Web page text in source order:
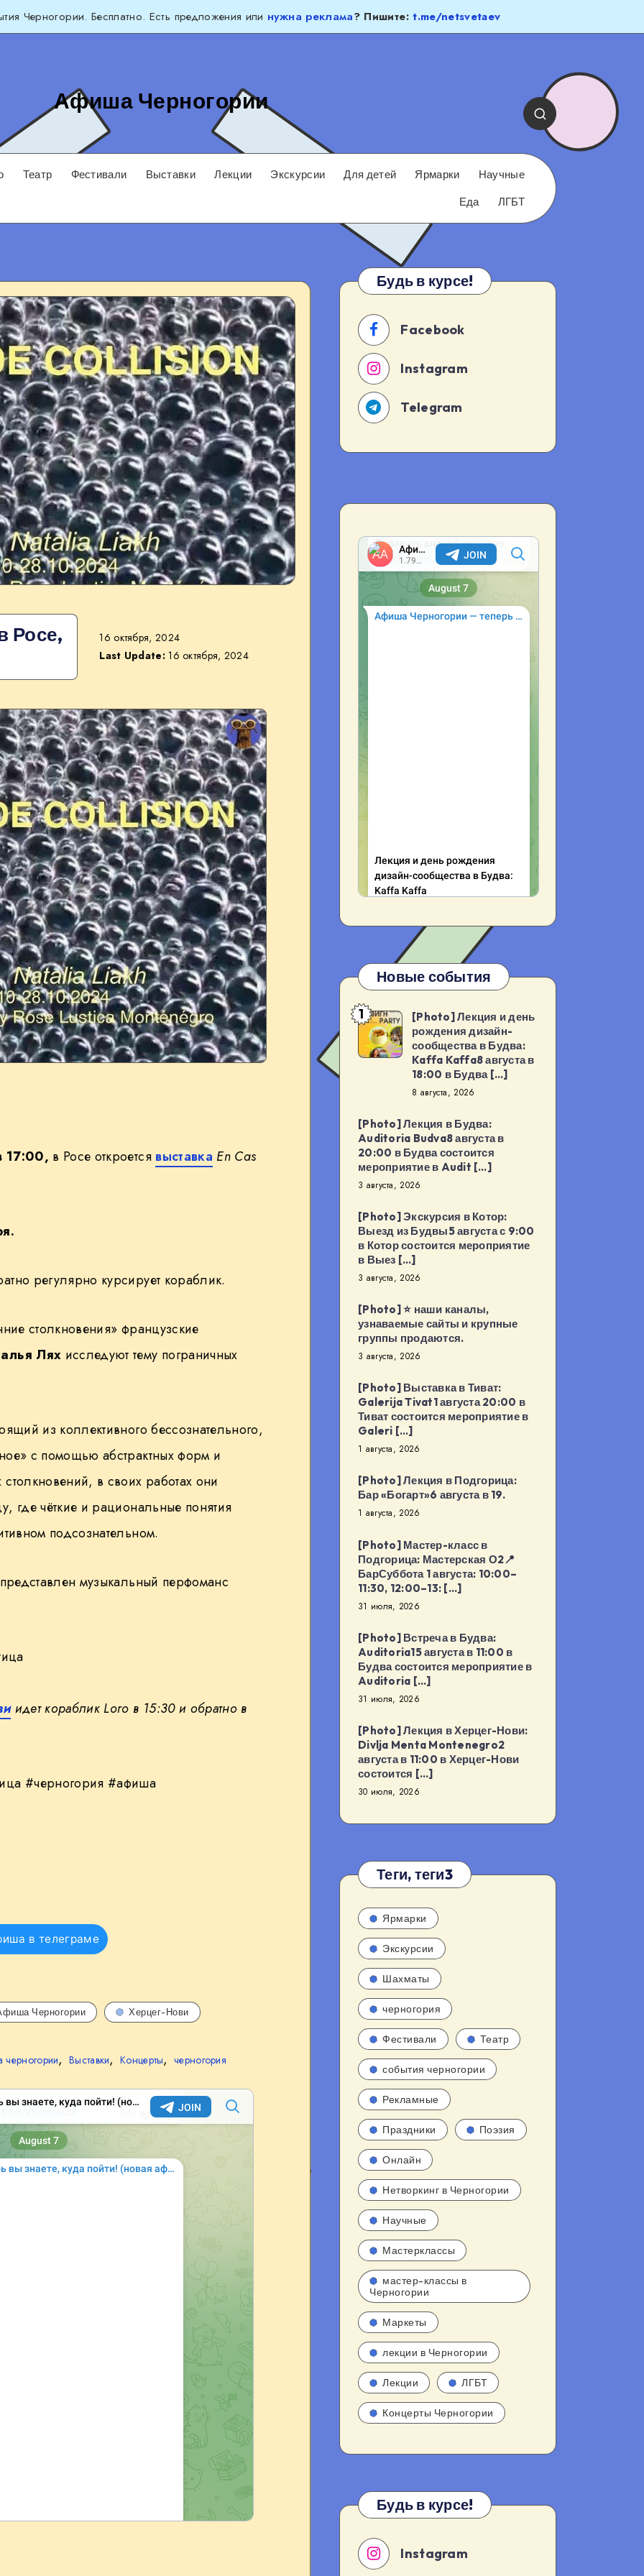
Черногории. Бесплатно. Есть предложения или нужна реклама? Пишите:t.me/netsvetaev
Афиша Черногории
Театр Фестивали Выставки Лекции Экскурсии Для детей Ярмарки
Научные
Еда
ЛГБТ
Росе,
16 октября, 2024
Last Update:16 октября, 2024
17:00, в Росе откроется выставка En Cas
регулярно курсирует кораблик.
столкновения» французские
Лях исследуют тему пограничных
из коллективного бессознательного,
с помощью абстрактных форм и
в своих работах они
где чёткие и рациональные понятия
подсознательном.
музыкальный перфоманс
идет кораблик Loro в 15:30 и обратно в
#черногория #афиша
в телеграме
Черногории Херцег-Нови
черногории, Выставки, Концерты, черногория
Будь в курсе!
Facebook
Instagram
Telegram
Новые события
[Photo]
Лекция
дизайн-
сообщества
в
Kaffa
Kaffa8
августа
18:00
в
Будва
[…]
1
[Photo] Лекция и день
рождения дизайн-
сообщества в Будва:
Kaffa Kaffa8 августа в
18:00 в Будва […]
8 августа, 2026
[Photo] Лекция в Будва:
Auditoria Budva8 августа в
20:00 в Будва состоится
мероприятие в Audit […]
3 августа, 2026
[Photo] Экскурсия в Котор:
Выезд из Будвы5 августа с 9:00
в Котор состоится мероприятие
в Выез […]
3 августа, 2026
[Photo] ⭐️ наши каналы,
узнаваемые сайты и крупные
группы продаются.
3 августа, 2026
[Photo] Выставка в Тиват:
Galerija Tivat1 августа 20:00 в
Тиват состоится мероприятие в
Galeri […]
1 августа, 2026
[Photo] Лекция в Подгорица:
Бар «Богарт»6 августа в 19.
1 августа, 2026
[Photo] Мастер-класс в
Подгорица: Мастерская О2📍
БарСуббота 1 августа: 10:00–
11:30, 12:00–13: […]
31 июля, 2026
[Photo] Встреча в Будва:
Auditoria15 августа в 11:00 в
Будва состоится мероприятие в
Auditoria […]
31 июля, 2026
[Photo] Лекция в Херцег-Нови:
Divlja Menta Montenegro2
августа в 11:00 в Херцег-Нови
состоится […]
30 июля, 2026
Теги, теги3
Ярмарки
Экскурсии
Шахматы
черногория
Фестивали Театр
события черногории
Рекламные
Праздники Поэзия
Онлайн
Нетворкинг в Черногории
Научные
Мастерклассы
мастер-классы в
Черногории
Маркеты
лекции в Черногории
Лекции ЛГБТ
Концерты Черногории
Будь в курсе!
Instagram